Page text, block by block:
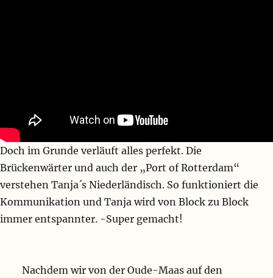
Doch im Grunde verläuft alles perfekt. Die
Brückenwärter und auch der „Port of Rotterdam“
verstehen Tanja´s Niederländisch. So funktioniert die
Kommunikation und Tanja wird von Block zu Block
immer entspannter. -Super gemacht!
Nachdem wir von der Oude-Maas auf den